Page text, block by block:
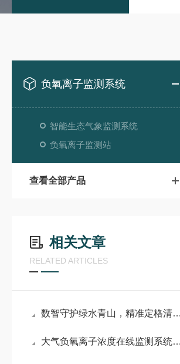
负氧离子监测系统
智能生态气象监测系统
负氧离子监测站
查看全部产品
相关文章
RELATED ARTICLES
数智守护绿水青山，精准定格清新生态——景区负氧离子在线监测设备
大气负氧离子浓度在线监测系统：智感监测负氧离子，赋能生态环境精细化管控